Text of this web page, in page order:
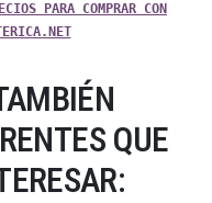
PARA COMPRAR CON
QUE